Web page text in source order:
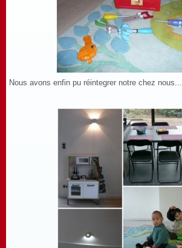
Nous avons enfin pu réintegrer notre chez nous...